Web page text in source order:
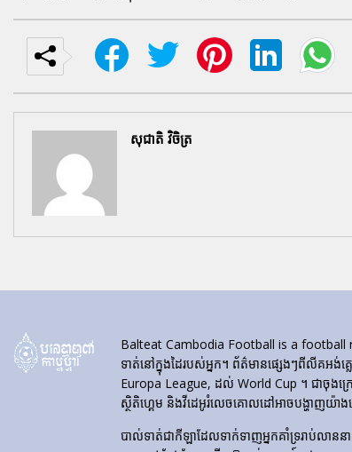
សុជាតិ វិចិត្រ
Balteat Cambodia Football is a football
ទាត់នៅក្នុងដៃរបស់អ្នក។ ព័ត៌មានផ្សេងៗពីលីគអង់
Europa League, ដល់ World Cup ។ ជាចុងក្
ស្ថិតិហ្គេម និងវីដេអូរំលេចគោលដៅអាចបង្ហាញយ៉ា
បាល់ទាត់​ជា​កីឡា​ដែល​ទាក់​ទាញ​អ្នក​គាំទ្រ​រាប់​លា